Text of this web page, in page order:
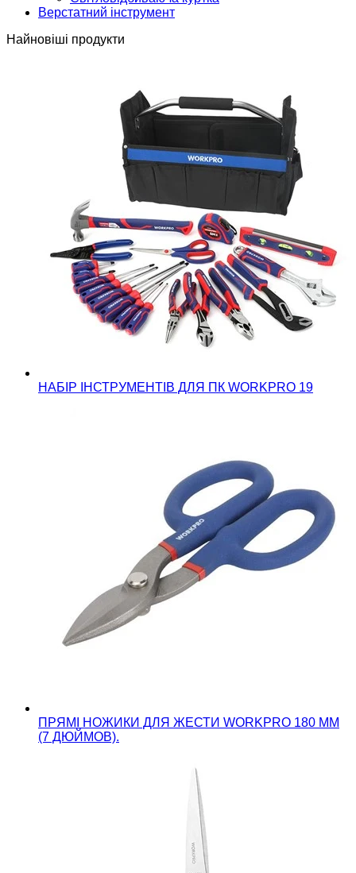
Верстатний інструмент
Найновіші продукти
НАБІР ІНСТРУМЕНТІВ ДЛЯ ПК WORKPRO 19
ПРЯМІ НОЖИКИ ДЛЯ ЖЕСТИ WORKPRO 180 ММ
(7 ДЮЙМОВ).